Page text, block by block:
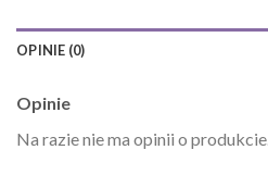
OPINIE (0)
Opinie
Na razie nie ma opinii o produkcie.